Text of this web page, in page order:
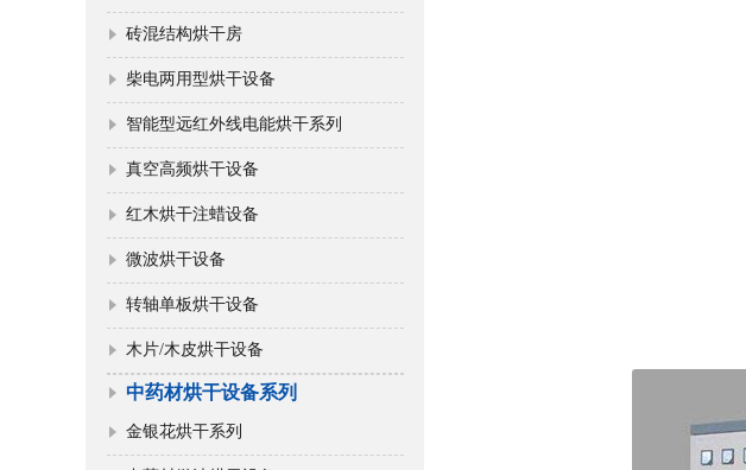
砖混结构烘干房
柴电两用型烘干设备
智能型远红外线电能烘干系列
真空高频烘干设备
红木烘干注蜡设备
微波烘干设备
转轴单板烘干设备
木片/木皮烘干设备
中药材烘干设备系列
金银花烘干系列